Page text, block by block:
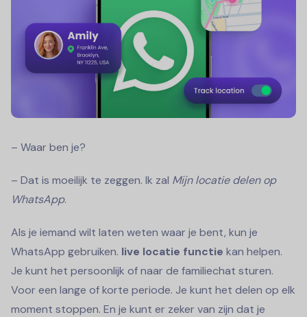
– Waar ben je?
– Dat is moeilijk te zeggen. Ik zal Mijn locatie delen op
WhatsApp.
Als je iemand wilt laten weten waar je bent, kun je
WhatsApp gebruiken. live locatie functie kan helpen.
Je kunt het persoonlijk of naar de familiechat sturen.
Voor een lange of korte periode. Je kunt het delen op elk
moment stoppen. En je kunt er zeker van zijn dat je